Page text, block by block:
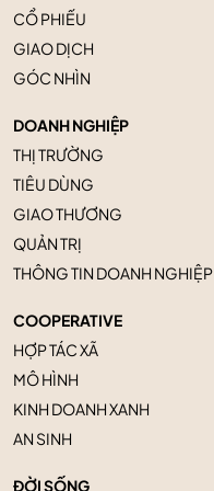
CỔ PHIẾU
GIAO DỊCH
GÓC NHÌN
DOANH NGHIỆP
THỊ TRƯỜNG
TIÊU DÙNG
GIAO THƯƠNG
QUẢN TRỊ
THÔNG TIN DOANH NGHIỆP
COOPERATIVE
HỢP TÁC XÃ
MÔ HÌNH
KINH DOANH XANH
AN SINH
ĐỜI SỐNG